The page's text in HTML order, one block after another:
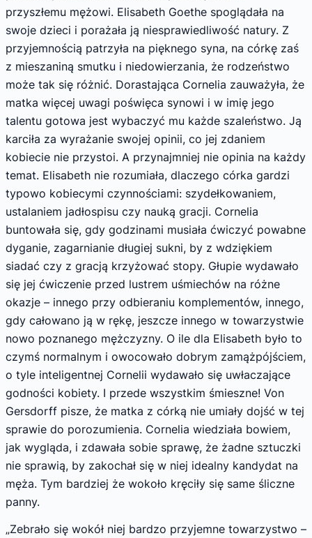
przyszłemu mężowi. Elisabeth Goethe spoglądała na
swoje dzieci i porażała ją niesprawiedliwość natury. Z
przyjemnością patrzyła na pięknego syna, na córkę zaś
z mieszaniną smutku i niedowierzania, że rodzeństwo
może tak się różnić. Dorastająca Cornelia zauważyła, że
matka więcej uwagi poświęca synowi i w imię jego
talentu gotowa jest wybaczyć mu każde szaleństwo. Ją
karciła za wyrażanie swojej opinii, co jej zdaniem
kobiecie nie przystoi. A przynajmniej nie opinia na każdy
temat. Elisabeth nie rozumiała, dlaczego córka gardzi
typowo kobiecymi czynnościami: szydełkowaniem,
ustalaniem jadłospisu czy nauką gracji. Cornelia
buntowała się, gdy godzinami musiała ćwiczyć powabne
dyganie, zagarnianie długiej sukni, by z wdziękiem
siadać czy z gracją krzyżować stopy. Głupie wydawało
się jej ćwiczenie przed lustrem uśmiechów na różne
okazje – innego przy odbieraniu komplementów, innego,
gdy całowano ją w rękę, jeszcze innego w towarzystwie
nowo poznanego mężczyzny. O ile dla Elisabeth było to
czymś normalnym i owocowało dobrym zamążpójściem,
o tyle inteligentnej Cornelii wydawało się uwłaczające
godności kobiety. I przede wszystkim śmieszne! Von
Gersdorff pisze, że matka z córką nie umiały dojść w tej
sprawie do porozumienia. Cornelia wiedziała bowiem,
jak wygląda, i zdawała sobie sprawę, że żadne sztuczki
nie sprawią, by zakochał się w niej idealny kandydat na
męża. Tym bardziej że wokoło kręciły się same śliczne
panny.
„Zebrało się wokół niej bardzo przyjemne towarzystwo –